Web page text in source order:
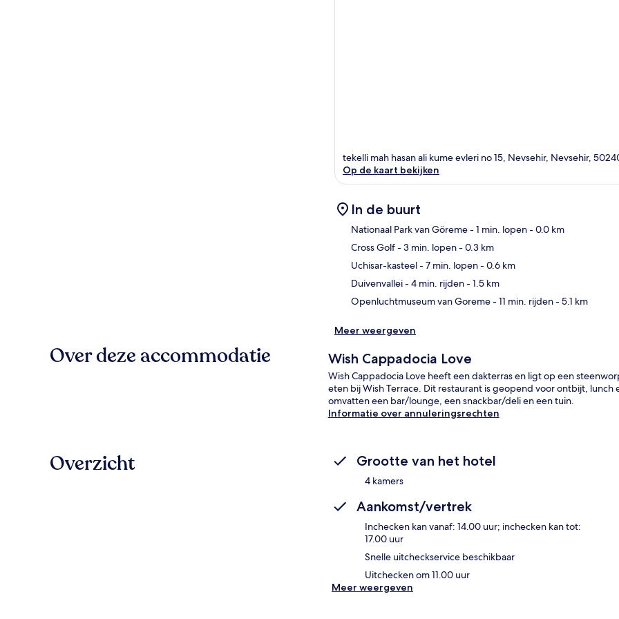
tekelli mah hasan ali kume evleri no 15, Nevsehir, Nevsehir,
Op de kaart bekijken
In de buurt
Nationaal Park van Göreme- 1 min. lopen- 0.0 km
Cross Golf- 3 min. lopen- 0.3 km
Uchisar-kasteel- 7 min. lopen- 0.6 km
Duivenvallei- 4 min. rijden- 1.5 km
Openluchtmuseum van Goreme- 11 min. rijden- 5.1 km
Meer weergeven
Over deze accommodatie Wish Cappadocia Love
Wish Cappadocia Love heeft een dakterras en ligt op een
eten bij Wish Terrace. Dit restaurant is geopend voor ontbijt,
omvatten een bar/lounge, een snackbar/deli en een tuin.
Informatie over annuleringsrechten
Overzicht Grootte van het hotel
4 kamers
Aankomst/vertrek
Inchecken kan vanaf: 14.00 uur; inchecken kan tot:
17.00 uur
Snelle uitcheckservice beschikbaar
Uitchecken om 11.00 uur
Meer weergeven